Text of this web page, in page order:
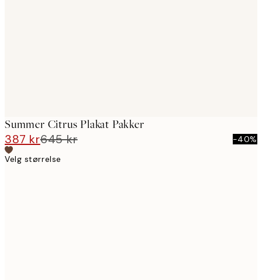
Summer Citrus Plakat Pakker
387 kr645 kr
-40%
Velg størrelse